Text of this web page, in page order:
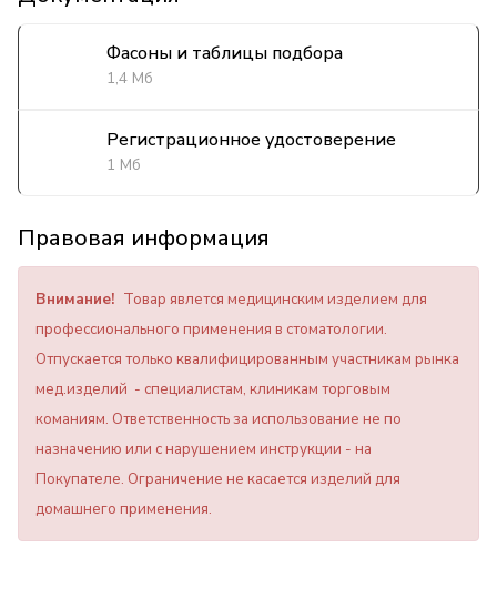
Фасоны и таблицы подбора
1,4 Мб
Регистрационное удостоверение
1 Мб
Правовая информация
Внимание! Товар явлется медицинским изделием для
профессионального применения в стоматологии.
Отпускается только квалифицированным участникам рынка
мед.изделий - специалистам, клиникам торговым
команиям. Ответственность за использование не по
назначению или с нарушением инструкции - на
Покупателе. Ограничение не касается изделий для
домашнего применения.